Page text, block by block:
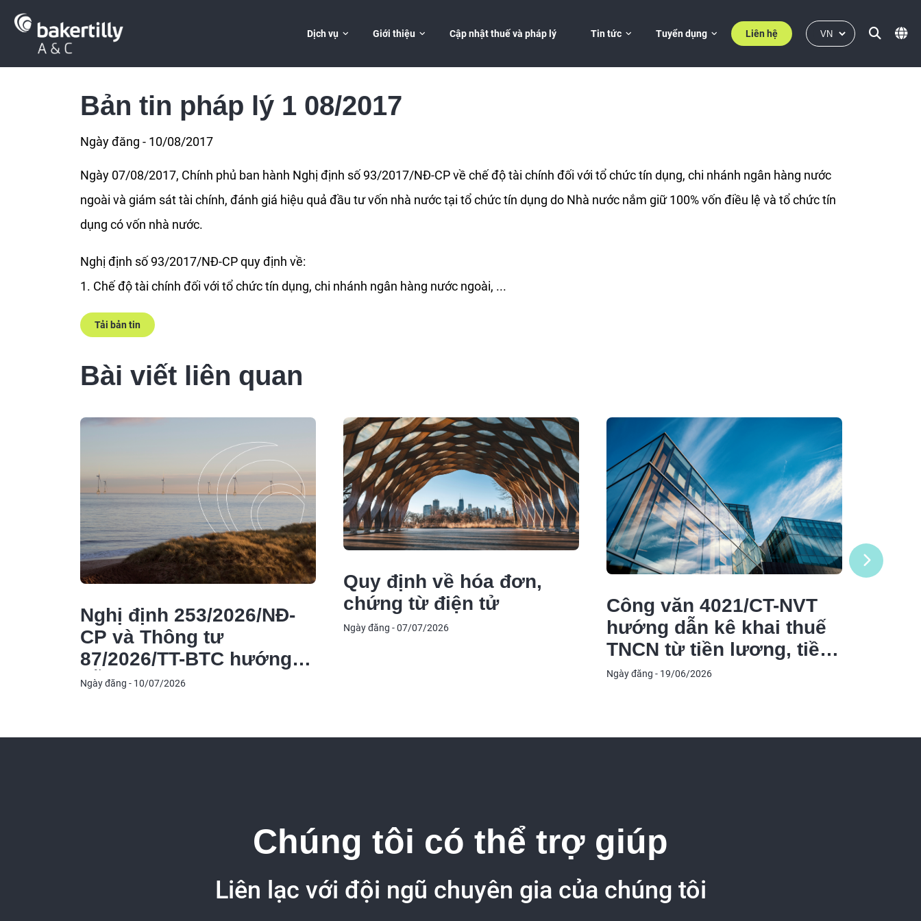
Dịch vụ Giới thiệu Cập nhật thuế và pháp lý Tin tức Tuyển dụng Liên hệ
Đóng
Bản tin pháp lý 1 08/2017
Ngày đăng - 10/08/2017
Ngày 07/08/2017, Chính phủ ban hành Nghị định số 93/2017/NĐ-CP về chế độ tài chính đối với tổ chức tín dụng, chi nhánh ngân hàng nước
ngoài và giám sát tài chính, đánh giá hiệu quả đầu tư vốn nhà nước tại tổ chức tín dụng do Nhà nước nắm giữ 100% vốn điều lệ và tổ chức tín
dụng có vốn nhà nước.
Nghị định số 93/2017/NĐ-CP quy định về:
1. Chế độ tài chính đối với tổ chức tín dụng, chi nhánh ngân hàng nước ngoài, ...
Tải bản tin
Bài viết liên quan
Nghị định 253/2026/NĐ-
CP và Thông tư
87/2026/TT-BTC hướng
dẫn thi hành Luật Thuế
Ngày đăng - 10/07/2026
Quy định về hóa đơn,
chứng từ điện tử
Ngày đăng - 07/07/2026
Công văn 4021/CT-NVT
hướng dẫn kê khai thuế
TNCN từ tiền lương, tiền
công theo Nghị quyết
Ngày đăng - 19/06/2026
Chúng tôi có thể trợ giúp
Liên lạc với đội ngũ chuyên gia của chúng tôi